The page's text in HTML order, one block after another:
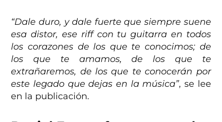
“Dale duro, y dale fuerte que siempre suene
esa distor, ese riff con tu guitarra en todos
los corazones de los que te conocimos; de
los que te amamos, de los que te
extrañaremos, de los que te conocerán por
este legado que dejas en la música”, se lee
en la publicación.